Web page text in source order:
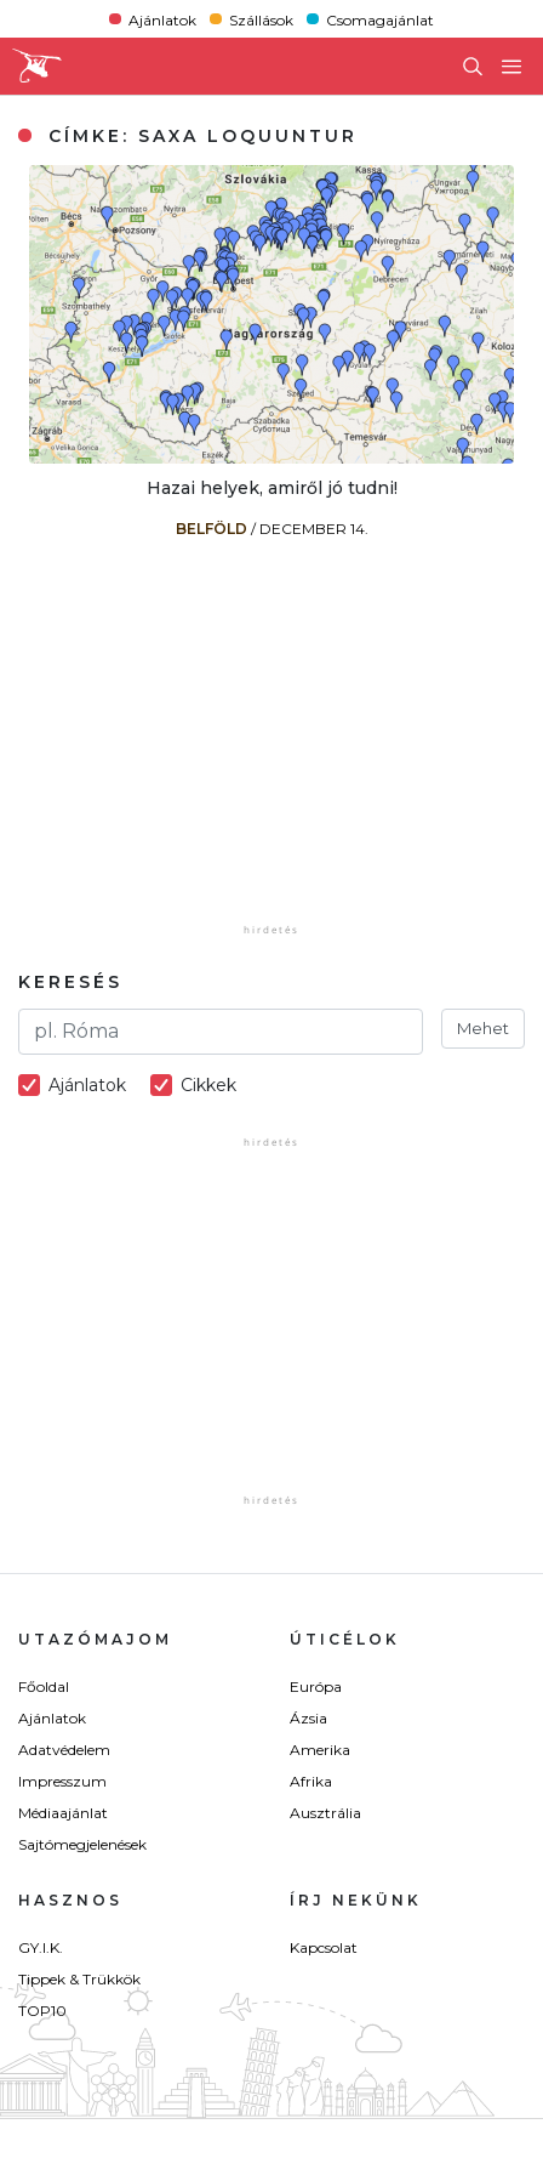
Ajánlatok Szállások Csomagajánlat
CÍMKE: SAXA LOQUUNTUR
Hazai helyek, amiről jó tudni!
BELFÖLD / DECEMBER 14.
KERESÉS
Mehet
Ajánlatok Cikkek
UTAZÓMAJOM
Főoldal
Ajánlatok
Adatvédelem
Impresszum
Médiaajánlat
Sajtómegjelenések
ÚTICÉLOK
Európa
Ázsia
Amerika
Afrika
Ausztrália
HASZNOS
GY.I.K.
Tippek & Trükkök
TOP10
ÍRJ NEKÜNK
Kapcsolat